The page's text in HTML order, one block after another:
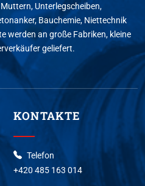
Unterlegscheiben,
Bauchemie, Niettechnik
werden an große Fabriken, kleine
geliefert.
KONTAKTE
Telefon
+420 485 163 014